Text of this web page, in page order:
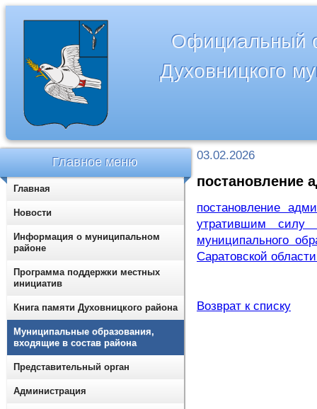
Официальный
Духовницкого
03.02.2026
постановление
постановление
утратившим силу
муниципального
Саратовской
Возврат к списку
Главное меню
Главная
Новости
Информация о муниципальном
районе
Программа поддержки местных
инициатив
Книга памяти Духовницкого района
Муниципальные образования,
входящие в состав района
Представительный орган
Администрация